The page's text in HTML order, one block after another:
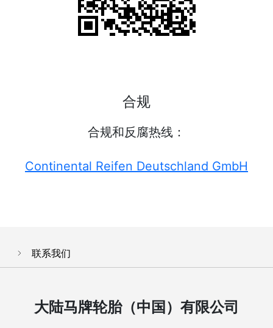
合规
合规和反腐热线：
Continental Reifen Deutschland GmbH
联系我们
大陆马牌轮胎（中国）有限公司